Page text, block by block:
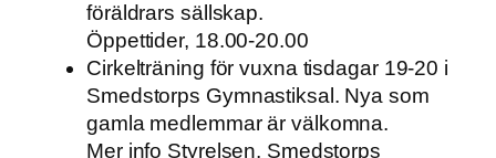
föräldrars sällskap.
Öppettider, 18.00-20.00
Cirkelträning för vuxna tisdagar 19-20 i
Smedstorps Gymnastiksal. Nya som
gamla medlemmar är välkomna.
Mer info Styrelsen, Smedstorps